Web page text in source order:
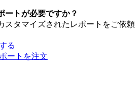
ートが必要ですか？
スタマイズされたレポートをご依頼
る
ートを注文